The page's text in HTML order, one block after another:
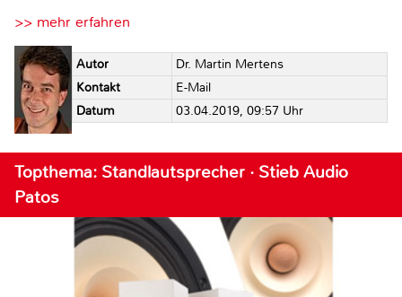
>> mehr erfahren
Autor
Dr. Martin Mertens
Kontakt
E-Mail
Datum
03.04.2019, 09:57 Uhr
Topthema: Standlautsprecher · Stieb Audio
Patos